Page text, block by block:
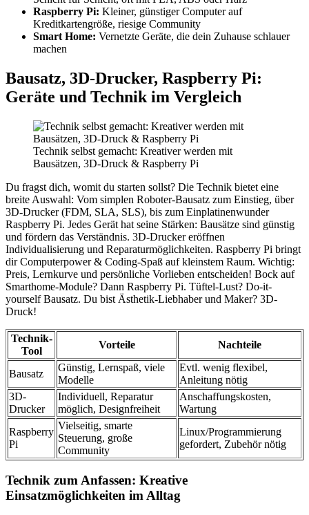
Raspberry Pi: Kleiner, günstiger Computer auf
Kreditkartengröße, riesige Community
Smart Home: Vernetzte Geräte, die dein Zuhause schlauer
machen
Bausatz, 3D-Drucker, Raspberry Pi:
Geräte und Technik im Vergleich
Technik selbst gemacht: Kreativer werden mit
Bausätzen, 3D-Druck & Raspberry Pi
Du fragst dich, womit du starten sollst? Die Technik bietet eine
breite Auswahl: Vom simplen Roboter-Bausatz zum Einstieg, über
3D-Drucker (FDM, SLA, SLS), bis zum Einplatinenwunder
Raspberry Pi. Jedes Gerät hat seine Stärken: Bausätze sind günstig
und fördern das Verständnis. 3D-Drucker eröffnen
Individualisierung und Reparaturmöglichkeiten. Raspberry Pi bringt
dir Computerpower & Coding-Spaß auf kleinstem Raum. Wichtig:
Preis, Lernkurve und persönliche Vorlieben entscheiden! Bock auf
Smarthome-Module? Dann Raspberry Pi. Tüftel-Lust? Do-it-
yourself Bausatz. Du bist Ästhetik-Liebhaber und Maker? 3D-
Druck!
Technik-
Tool
Vorteile Nachteile
Bausatz
Günstig, Lernspaß, viele
Modelle
Evtl. wenig flexibel,
Anleitung nötig
3D-
Drucker
Individuell, Reparatur
möglich, Designfreiheit
Anschaffungskosten,
Wartung
Raspberry
Pi
Vielseitig, smarte
Steuerung, große
Community
Linux/Programmierung
gefordert, Zubehör nötig
Technik zum Anfassen: Kreative
Einsatzmöglichkeiten im Alltag